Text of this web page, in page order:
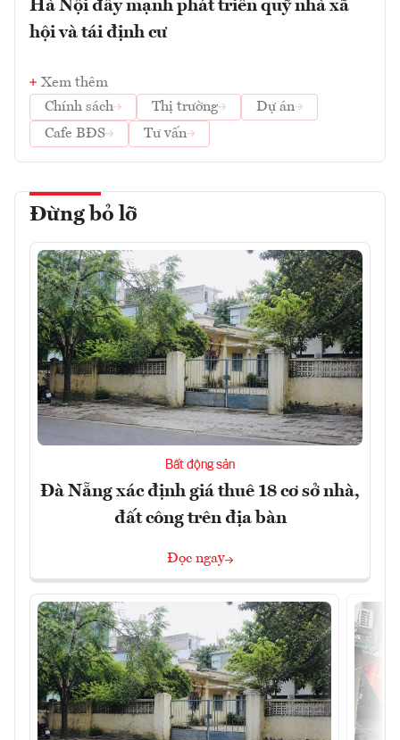
Hà Nội đẩy mạnh phát triển quỹ nhà xã
hội và tái định cư
Xem thêm
Chính sách
Thị trường
Dự án
Cafe BĐS
Tư vấn
Đừng bỏ lỡ
Bất động sản
Đà Nẵng xác định giá thuê 18 cơ sở nhà,
đất công trên địa bàn
Đọc ngay